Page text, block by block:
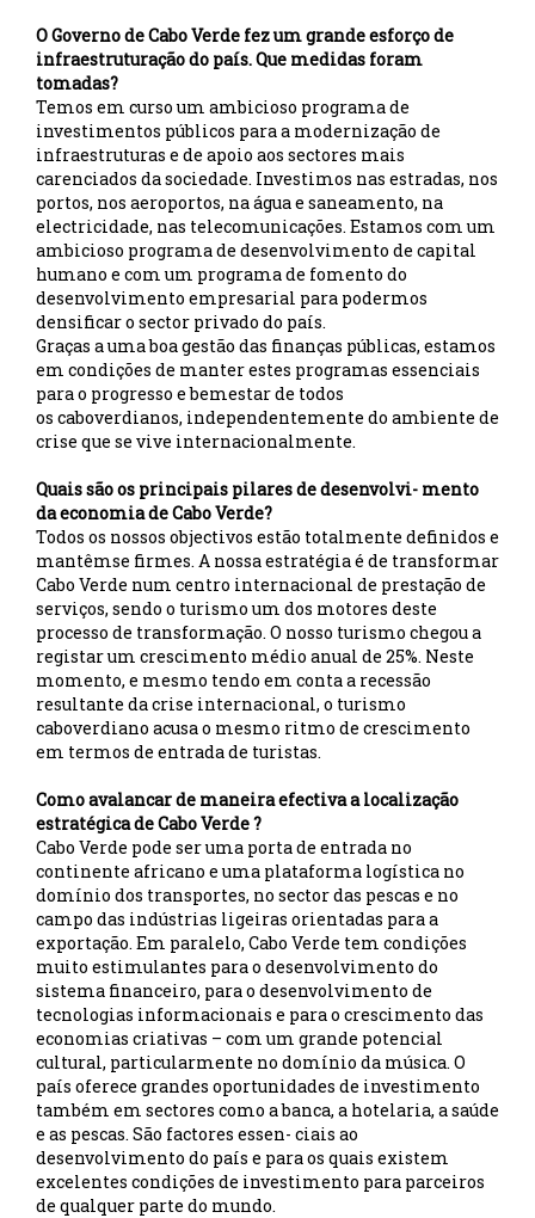
O Governo de Cabo Verde fez um grande esforço de
infraestruturação do país. Que medidas foram
tomadas?
Temos em curso um ambicioso programa de
investimentos públicos para a modernização de
infraestruturas e de apoio aos sectores mais
carenciados da sociedade. Investimos nas estradas, nos
portos, nos aeroportos, na água e saneamento, na
electricidade, nas telecomunicações. Estamos com um
ambicioso programa de desenvolvimento de capital
humano e com um programa de fomento do
desenvolvimento empresarial para podermos
densificar o sector privado do país.
Graças a uma boa gestão das finanças públicas, estamos
em condições de manter estes programas essenciais
para o progresso e bemestar de todos
os caboverdianos, independentemente do ambiente de
crise que se vive internacionalmente.
Quais são os principais pilares de desenvolvi- mento
da economia de Cabo Verde?
Todos os nossos objectivos estão totalmente definidos e
mantêmse firmes. A nossa estratégia é de transformar
Cabo Verde num centro internacional de prestação de
serviços, sendo o turismo um dos motores deste
processo de transformação. O nosso turismo chegou a
registar um crescimento médio anual de 25%. Neste
momento, e mesmo tendo em conta a recessão
resultante da crise internacional, o turismo
caboverdiano acusa o mesmo ritmo de crescimento
em termos de entrada de turistas.
Como avalancar de maneira efectiva a localização
estratégica de Cabo Verde ?
Cabo Verde pode ser uma porta de entrada no
continente africano e uma plataforma logística no
domínio dos transportes, no sector das pescas e no
campo das indústrias ligeiras orientadas para a
exportação. Em paralelo, Cabo Verde tem condições
muito estimulantes para o desenvolvimento do
sistema financeiro, para o desenvolvimento de
tecnologias informacionais e para o crescimento das
economias criativas – com um grande potencial
cultural, particularmente no domínio da música. O
país oferece grandes oportunidades de investimento
também em sectores como a banca, a hotelaria, a saúde
e as pescas. São factores essen- ciais ao
desenvolvimento do país e para os quais existem
excelentes condições de investimento para parceiros
de qualquer parte do mundo.